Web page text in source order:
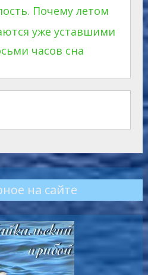
Почему летом
уже уставшими
часов сна
на сайте